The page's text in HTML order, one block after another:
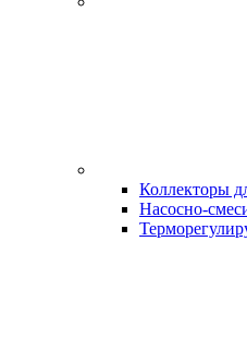
Коллекторы
Насосно-